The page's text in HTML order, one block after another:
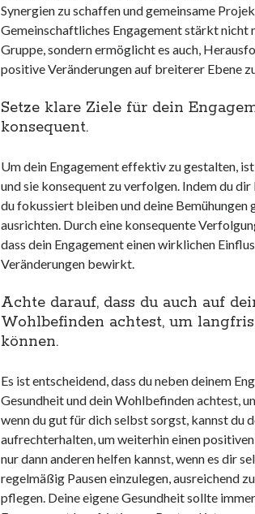
Synergien zu schaffen und gemeinsame
Gemeinschaftliches Engagement stärkt nicht
Gruppe, sondern ermöglicht es auch,
positive Veränderungen auf breiterer Ebene
Setze klare Ziele für dein
konsequent.
Um dein Engagement effektiv zu gestalten,
und sie konsequent zu verfolgen. Indem du
du fokussiert bleiben und deine Bemühungen
ausrichten. Durch eine konsequente
dass dein Engagement einen wirklichen
Veränderungen bewirkt.
Achte darauf, dass du auch auf
Wohlbefinden achtest, um
können.
Es ist entscheidend, dass du neben deinem
Gesundheit und dein Wohlbefinden achtest,
wenn du gut für dich selbst sorgst, kannst du
aufrechterhalten, um weiterhin einen
nur dann anderen helfen kannst, wenn es dir
regelmäßig Pausen einzulegen, ausreichend
pflegen. Deine eigene Gesundheit sollte